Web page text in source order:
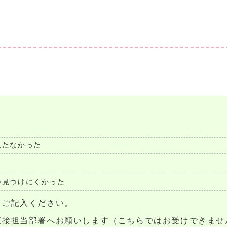
なかった
見つけにくかった
記入ください。
担当部署へお願いします（こちらではお受けできませ